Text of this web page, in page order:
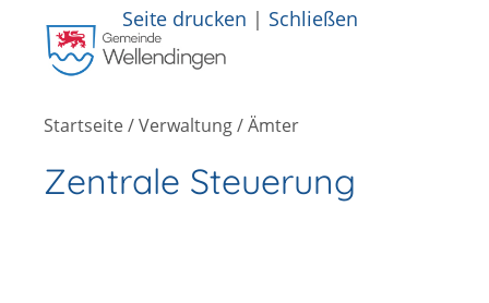
Seite drucken | Schließen
Startseite/Verwaltung/Ämter
Zentrale Steuerung